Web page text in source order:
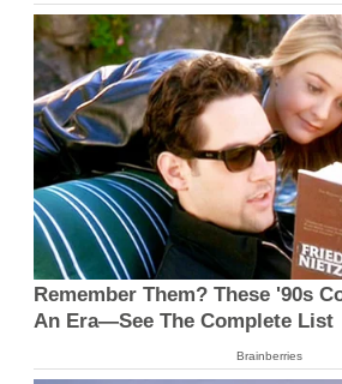
Remember Them? These '90s
An Era—See The Complete List
Brainberries